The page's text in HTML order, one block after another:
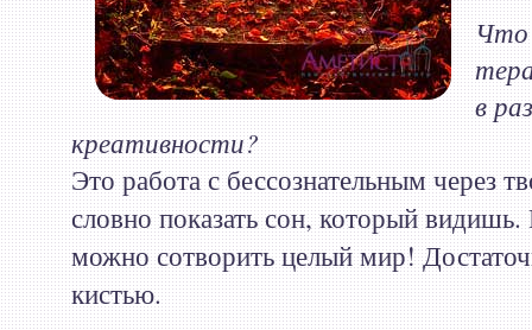
Что
в
креативности?
Это работа с бессознательным через
словно показать сон, который
можно сотворить целый мир!
кистью.